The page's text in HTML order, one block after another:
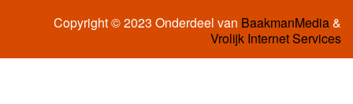
Copyright © 2023 Onderdeel van BaakmanMedia&
Vrolijk Internet Services